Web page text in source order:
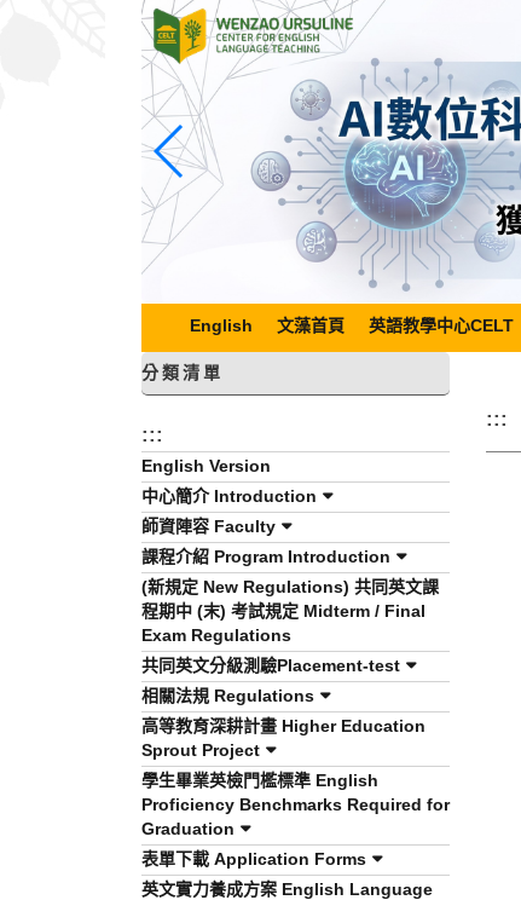
English 文藻首頁 英語教學中心CELT
分類清單
:::
English Version
中心簡介 Introduction
師資陣容 Faculty
課程介紹 Program Introduction
(新規定 New Regulations) 共同英文課
程期中 (末) 考試規定 Midterm / Final
Exam Regulations
共同英文分級測驗Placement-test
相關法規 Regulations
高等教育深耕計畫 Higher Education
Sprout Project
學生畢業英檢門檻標準 English
Proficiency Benchmarks Required for
Graduation
表單下載 Application Forms
英文實力養成方案 English Language
:::